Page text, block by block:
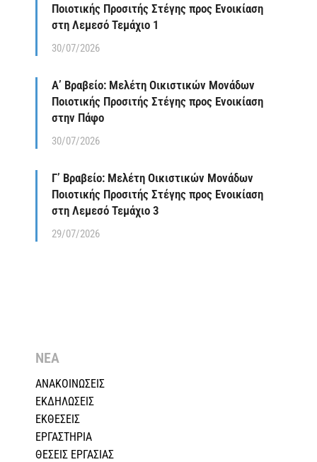
Ποιοτικής Προσιτής Στέγης προς Ενοικίαση
στη Λεμεσό Τεμάχιο 1
30/07/2026
Α’ Βραβείο: Μελέτη Οικιστικών Μονάδων
Ποιοτικής Προσιτής Στέγης προς Ενοικίαση
στην Πάφο
30/07/2026
Γ’ Βραβείο: Μελέτη Οικιστικών Μονάδων
Ποιοτικής Προσιτής Στέγης προς Ενοικίαση
στη Λεμεσό Τεμάχιο 3
29/07/2026
ΝΕΑ
ΑΝΑΚΟΙΝΩΣΕΙΣ
ΕΚΔΗΛΩΣΕΙΣ
ΕΚΘΕΣΕΙΣ
ΕΡΓΑΣΤΗΡΙΑ
ΘΕΣΕΙΣ ΕΡΓΑΣΙΑΣ